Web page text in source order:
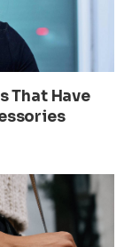
That Have